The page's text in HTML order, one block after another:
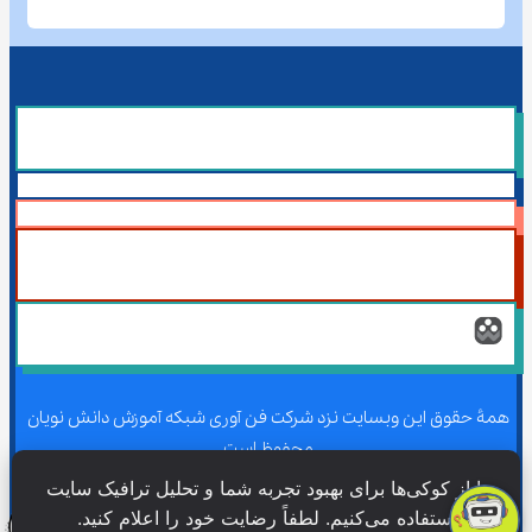
همۀ حقوق این وبسایت نزد شرکت فن آوری شبکه آموزش دانش نویان
محفوظ است.
ما از کوکی‌ها برای بهبود تجربه شما و تحلیل ترافیک سایت
استفاده می‌کنیم. لطفاً رضایت خود را اعلام کنید.